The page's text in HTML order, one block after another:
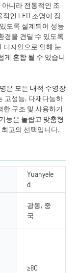
아니라 전통적인 조
인 LED 조명이 장
도록 설계되어 성능
경을 견딜 수 있도록
디자인으로 인해 눈
게 혼합 될 수 있습니
명은 모든 내적 수영장
고성능, 다재다능하
한 구조 및 사용하기
능은 놀랍고 맞춤형
고의 선택입니다.
Yuanyele
d
광동, 중
국
≥80